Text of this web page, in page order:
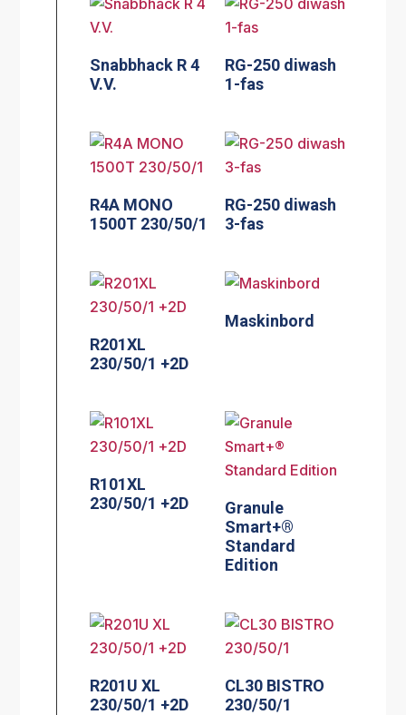
Snabbhack R 4
V.V.
RG-250 diwash
1-fas
R4A MONO
1500T 230/50/1
RG-250 diwash
3-fas
R201XL
230/50/1 +2D
Maskinbord
R101XL
230/50/1 +2D
Granule
Smart+®
Standard
Edition
R201U XL
230/50/1 +2D
CL30 BISTRO
230/50/1